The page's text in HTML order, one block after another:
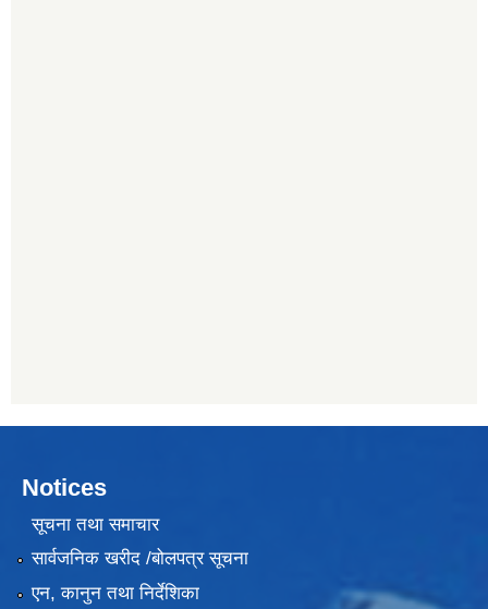
Notices
सूचना तथा समाचार
सार्वजनिक खरीद /बोलपत्र सूचना
एन, कानुन तथा निर्देशिका